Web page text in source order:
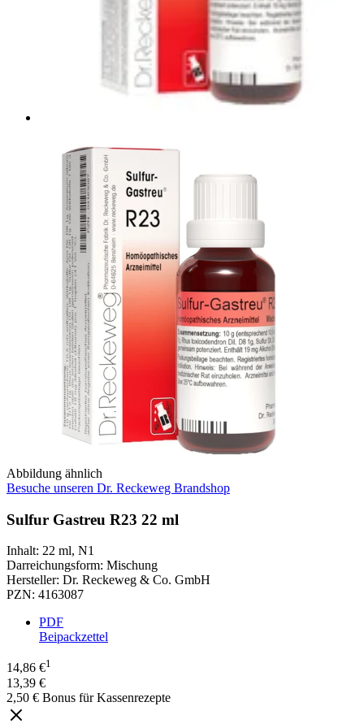
Abbildung ähnlich
Besuche unseren Dr. Reckeweg Brandshop
Sulfur Gastreu R23 22 ml
Inhalt: 22 ml, N1
Darreichungsform: Mischung
Hersteller: Dr. Reckeweg & Co. GmbH
PZN: 4163087
PDF
Beipackzettel
14,86 €1
13,39 €
2,50 € Bonus für Kassenrezepte